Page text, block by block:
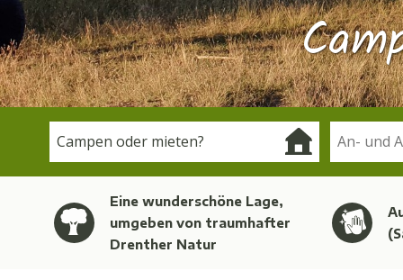
Eine wunderschöne Lage,
umgeben von traumhafter
Drenther Natur